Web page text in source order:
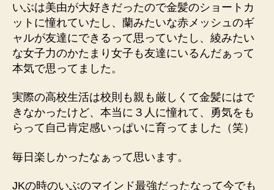
いぶは美由が大好きだったので金髪のショートカ
ットに憧れていたし、蘭みたいな赤メッシュのギ
ャルが友達にできるって思っていたし、綾みたい
な女子力のかたまり女子も友達にいるんだぁって
本気で思ってました。
実際の高校生活は校則も親も厳しくて金髪にはで
きなかったけど、本当に３人に憧れて、勇気をも
らって自己肯定感いっぱいに育ってました（笑）
毎日楽しかったなぁって思います。
JKの時のいぶのマインド最強だったなって今でも